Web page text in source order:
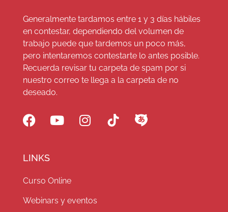
Generalmente tardamos entre 1 y 3 días hábiles
en contestar, dependiendo del volumen de
trabajo puede que tardemos un poco más,
pero intentaremos contestarte lo antes posible.
Recuerda revisar tu carpeta de spam por si
nuestro correo te llega a la carpeta de no
deseado.
LINKS
Curso Online
Webinars y eventos